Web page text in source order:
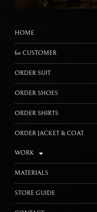
HOME
for CUSTOMER
ORDER SUIT
ORDER SHOES
ORDER SHIRTS
ORDER JACKET & COAT
WORK
MATERIALS
STORE GUIDE